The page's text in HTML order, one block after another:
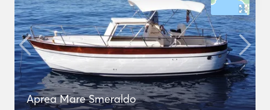
Aprea Mare Smeraldo